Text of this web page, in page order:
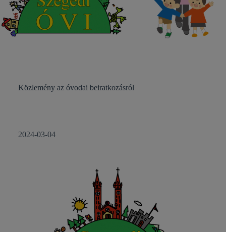
Közlemény az óvodai beiratkozásról
2024-03-04